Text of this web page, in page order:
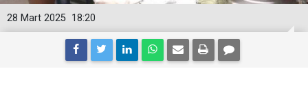
18:20
28 Mart 2025